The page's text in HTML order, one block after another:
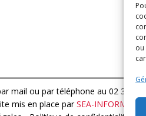
mail ou par téléphone au 02 32 44
mis en place parSEA-